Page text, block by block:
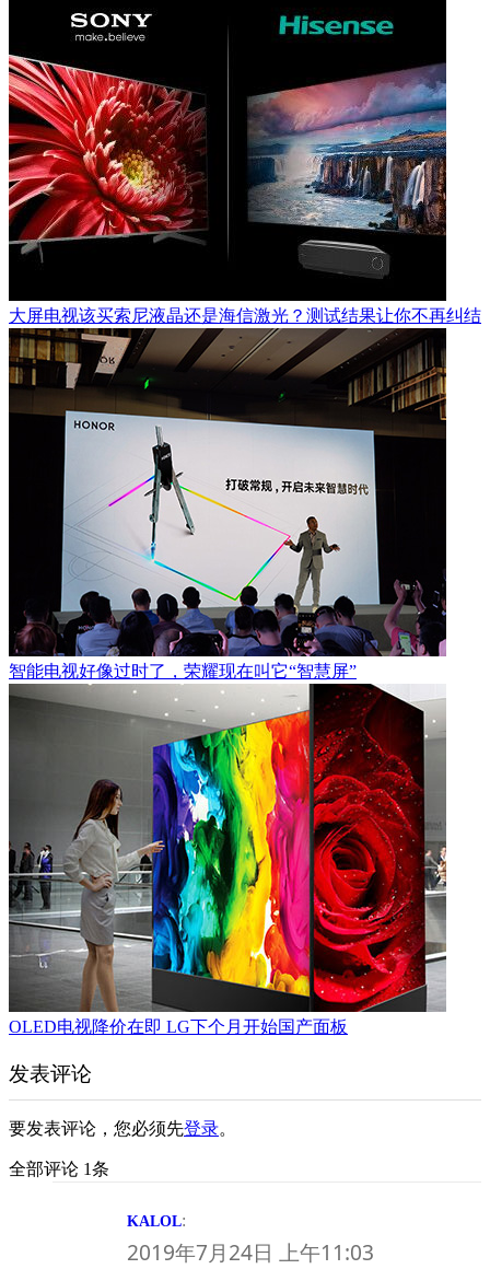
大屏电视该买索尼液晶还是海信激光？测试结果让你不再纠结
智能电视好像过时了，荣耀现在叫它“智慧屏”
OLED电视降价在即 LG下个月开始国产面板
发表评论
要发表评论，您必须先登录。
全部评论 1条
KALOL:
2019年7月24日 上午11:03